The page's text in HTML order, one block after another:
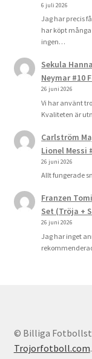
6 juli 2026
Jag har precis
har köpt
ingen…
Sekula Hanna
Neymar #10
26 juni 2026
Vi har använt
Kvaliteten är
Carlström
Lionel Messi
26 juni 2026
Allt fungerade
Franzen
Set (Tröja +
26 juni 2026
Jag har inget
© Billiga
Trojorfotboll.com.